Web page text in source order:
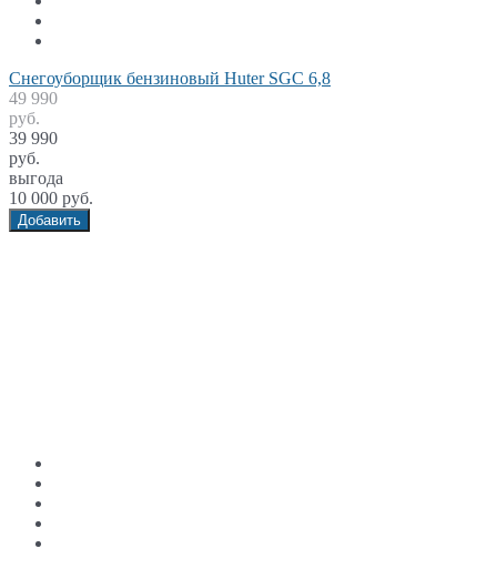
Снегоуборщик бензиновый Huter SGC 6,8
49 990
руб.
39 990
руб.
выгода
10 000 руб.
Добавить